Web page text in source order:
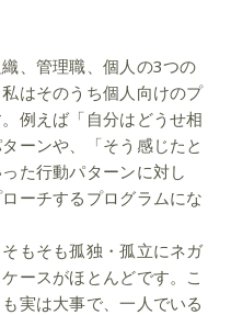
、管理職、個人の3つの
はそのうち個人向けのプ
例えば「自分はどうせ相
ーンや、「そう感じたと
た行動パターンに対し
ーチするプログラムにな
もそも孤独・孤立にネガ
ースがほとんどです。こ
実は大事で、一人でいる